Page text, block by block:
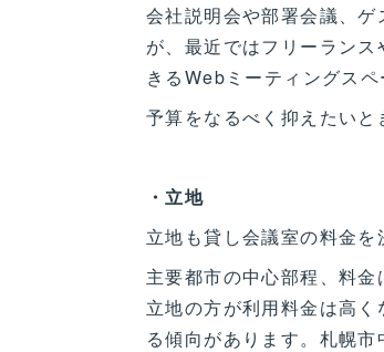
会社説明会や部署会議、
が、最近ではフリーラン
きるWebミーティングス
予算をなるべく抑えたいと
・立地
立地も貸し会議室の料金を
主要都市の中心部程、料
立地の方が利用料金は高
る傾向があります。札幌